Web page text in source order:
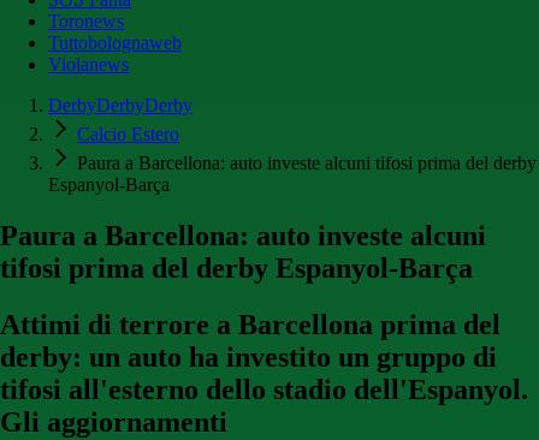
Toronews
Tuttobolognaweb
Violanews
DerbyDerbyDerby
Calcio Estero
Paura a Barcellona: auto investe alcuni tifosi prima del derby
Espanyol-Barça
Paura a Barcellona: auto investe alcuni
tifosi prima del derby Espanyol-Barça
Attimi di terrore a Barcellona prima del
derby: un auto ha investito un gruppo di
tifosi all'esterno dello stadio dell'Espanyol.
Gli aggiornamenti